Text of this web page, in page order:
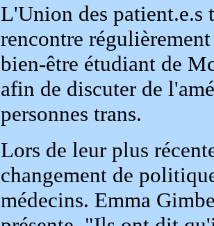
L'Union des
rencontre
bien-être étudiant de
afin de discuter de
personnes trans.
Lors de leur plus
changement de
médecins. Emma